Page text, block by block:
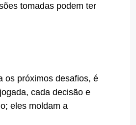
tomadas podem ter
os próximos desafios, é
cada decisão e
eles moldam a